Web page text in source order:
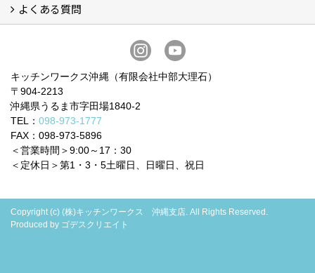
フォームで問い合わせる
LINEで概算見積り
電話で相談
無料現地調査をご希望の方
よくある質問
お問合せに関する質問 (6)
費用・見積り・お支払いに関する質問 (7)
キッチンワークス沖縄（有限会社中部大理石）
〒904-2213
沖縄県うるま市字田場1840-2
TEL： 098-973-1777
FAX：098-973-5896
＜営業時間＞9:00～17：30
＜定休日＞第1・3・5土曜日、日曜日、祝日
Copyright (c) (株)キッチンワークス 沖縄支店. All Rights Reserved.
Produced by ゴデスクリエイト